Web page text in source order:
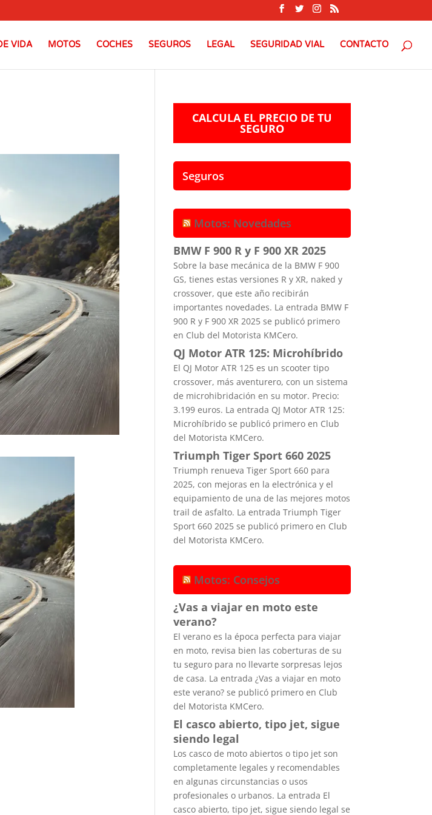
VIDA MOTOS COCHES SEGUROS LEGAL SEGURIDAD VIAL CONTACTO
CALCULA EL PRECIO DE TU
SEGURO
Seguros
Motos: Novedades
BMW F 900 R y F 900 XR 2025
Sobre la base mecánica de la BMW F 900
GS, tienes estas versiones R y XR, naked y
crossover, que este año recibirán
importantes novedades. La entrada BMW F
900 R y F 900 XR 2025 se publicó primero
en Club del Motorista KMCero.
QJ Motor ATR 125: Microhíbrido
El QJ Motor ATR 125 es un scooter tipo
crossover, más aventurero, con un sistema
de microhibridación en su motor. Precio:
3.199 euros. La entrada QJ Motor ATR 125:
Microhíbrido se publicó primero en Club
del Motorista KMCero.
Triumph Tiger Sport 660 2025
Triumph renueva Tiger Sport 660 para
2025, con mejoras en la electrónica y el
equipamiento de una de las mejores motos
trail de asfalto. La entrada Triumph Tiger
Sport 660 2025 se publicó primero en Club
del Motorista KMCero.
Motos: Consejos
¿Vas a viajar en moto este
verano?
El verano es la época perfecta para viajar
en moto, revisa bien las coberturas de su
tu seguro para no llevarte sorpresas lejos
de casa. La entrada ¿Vas a viajar en moto
este verano? se publicó primero en Club
del Motorista KMCero.
El casco abierto, tipo jet, sigue
siendo legal
Los casco de moto abiertos o tipo jet son
completamente legales y recomendables
en algunas circunstancias o usos
profesionales o urbanos. La entrada El
casco abierto, tipo jet, sigue siendo legal se